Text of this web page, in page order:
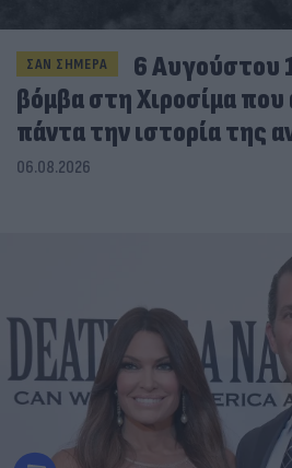
ΣΑΝ ΣΗΜΕΡΑ
6 Αυγούστου
βόμβα στη Χιροσίμα που
πάντα την ιστορία της
06.08.2026